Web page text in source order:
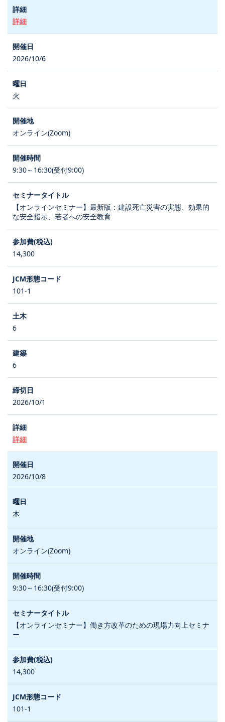
詳細
2026/10/6
火
オンライン(Zoom)
9:30～16:30(受付9:00)
【オンラインセミナー】最新版：建設死亡災害の実態、効果的
な安全指示、若者への安全教育
14,300
101-1
6
6
2026/10/1
詳細
2026/10/8
木
オンライン(Zoom)
9:30～16:30(受付9:00)
【オンラインセミナー】働き方改革のための現場力向上セミナ
ー
14,300
101-1